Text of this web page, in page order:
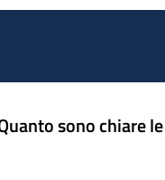
sono chiare